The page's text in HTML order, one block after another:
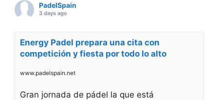
PadelSpain
3 days ago
Energy Padel prepara una cita con
competición y fiesta por todo lo alto
www.padelspain.net
Gran jornada de pádel la que está